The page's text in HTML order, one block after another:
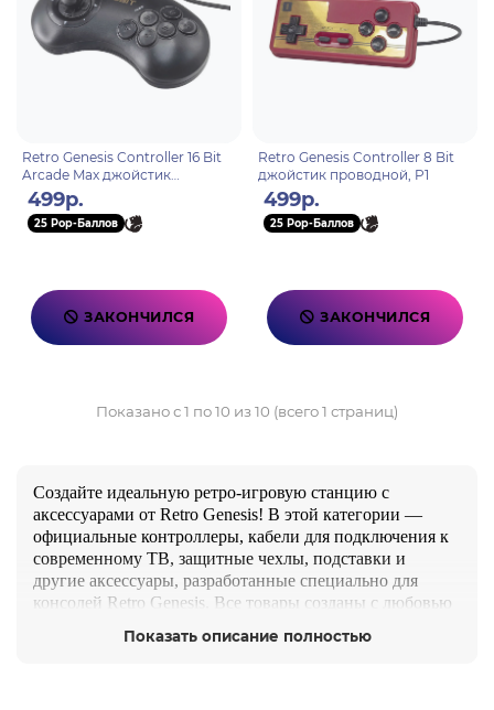
Retro Genesis Controller 16 Bit
Arcade Max джойстик
проводной
499р.
25 Pop-Баллов
ЗАКОНЧИЛСЯ
Retro Genesis Controller 8 Bit
джойстик проводной, P1
499р.
25 Pop-Баллов
ЗАКОНЧИЛСЯ
Показано с 1 по 10 из 10 (всего 1 страниц)
Создайте идеальную ретро-игровую станцию с
аксессуарами от Retro Genesis! В этой категории —
официальные контроллеры, кабели для подключения к
современному ТВ, защитные чехлы, подставки и
другие аксессуары, разработанные специально для
консолей Retro Genesis. Все товары созданы с любовью
качества и удобства. Идеально для коллекционеров,
Показать описание полностью